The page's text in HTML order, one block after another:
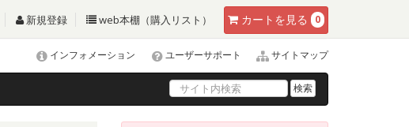
カート を見る 0
新規登録 web本棚（購入リスト）
インフォメーション ユーザーサポート サイトマップ
検索